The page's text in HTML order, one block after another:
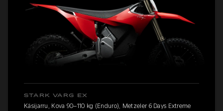
STARK VARG EX
Käsijarru, Kova 90–110 kg (Enduro), Metzeler 6 Days Extreme